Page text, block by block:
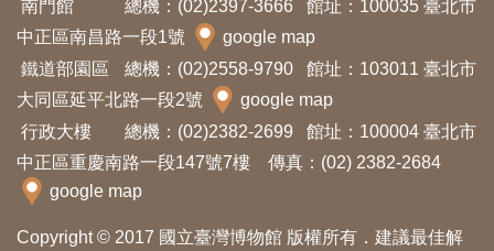
便
民
服
務
政
府
公
南門館
總機：(02)2397-3666
館址：100035 臺北市
中正區南昌路一段1號
google map
鐵道部園區
總機：(02)2558-9790
館址：103011 臺北市
大同區延平北路一段2號
google map
行政大樓
總機：(02)2382-2699
館址：100004 臺北市
中正區重慶南路一段147號7樓 傳真：(02) 2382-2684
google map
Copyright © 2017 國立臺灣博物館 版權所有．建議最佳解